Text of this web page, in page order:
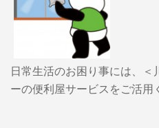
日常生活のお困り事には、
ーの便利屋サービスをご活用